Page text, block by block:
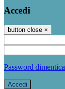
Accedi
button close ×
Password